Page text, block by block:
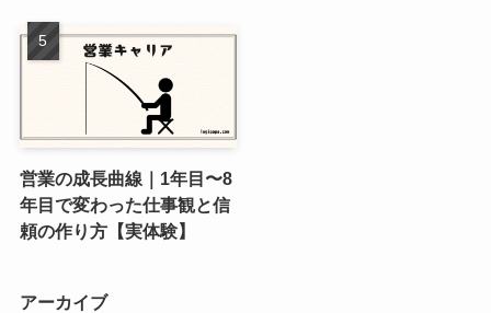
営業の成長曲線｜1年目〜8
年目で変わった仕事観と信
頼の作り方【実体験】
アーカイブ